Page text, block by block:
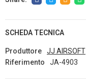
SCHEDA TECNICA
Produttore
JJ AIRSOFT
Riferimento
JA-4903